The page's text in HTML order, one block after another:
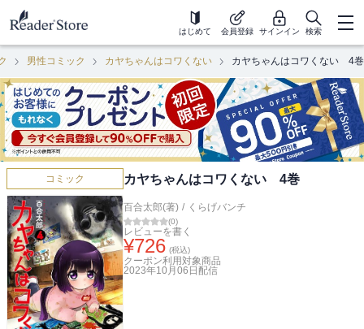
はじめて 会員登録 サインイン 検索
男性コミック カヤちゃんはコワくない カヤちゃんはコワくない 4巻
コミック カヤちゃんはコワくない 4巻
百合太郎(著) / くらげバンチ
(0)
レビューを書く
¥726 (税込)
クーポン利用対象商品
2023年10月06日 配信